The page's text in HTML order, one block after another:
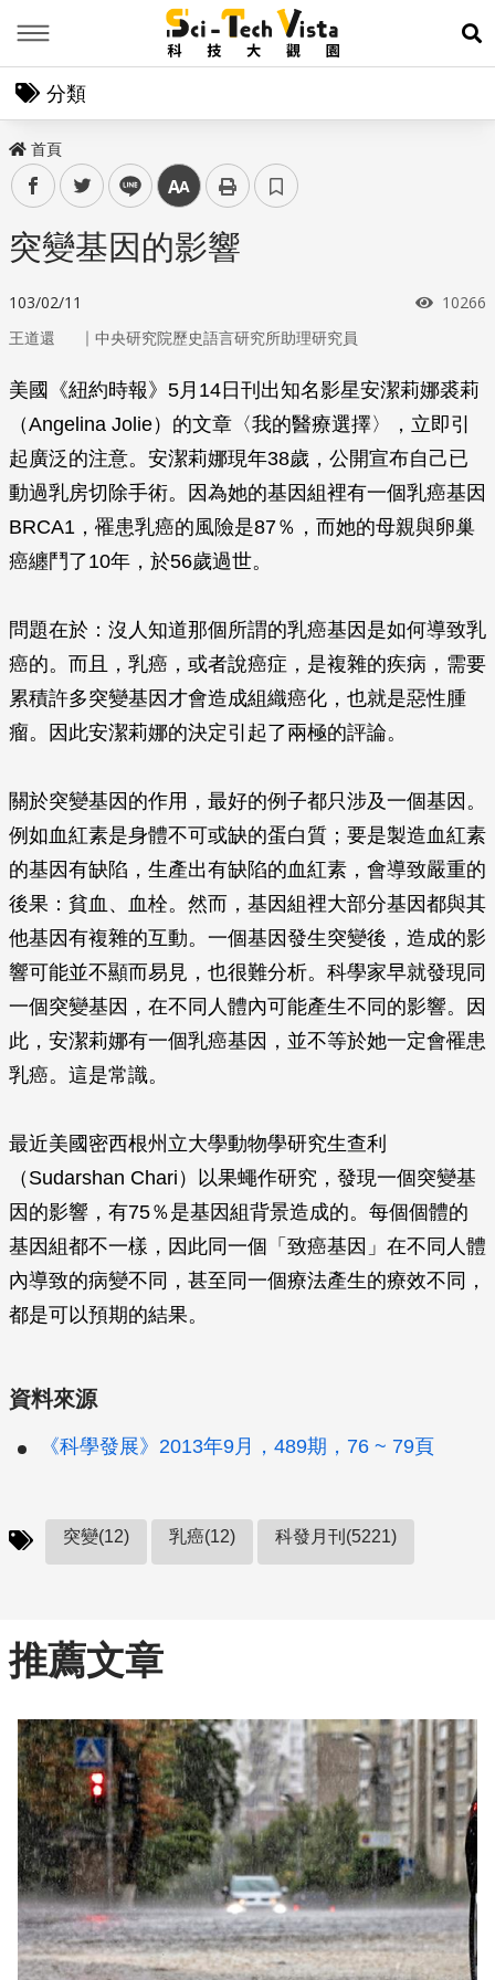
展
分類
首頁
facebooktwitter line 中
突變基因的影響
103/02/11 瀏覽次
10266
王道還 ｜ 中央研究院歷史語言研究所助理研究員
美國《紐約時報》5月14日刊出知名影星安潔莉娜裘莉
（Angelina Jolie）的文章〈我的醫療選擇〉，立即引
起廣泛的注意。安潔莉娜現年38歲，公開宣布自己已
動過乳房切除手術。因為她的基因組裡有一個乳癌基因
BRCA1，罹患乳癌的風險是87％，而她的母親與卵巢
癌纏鬥了10年，於56歲過世。
問題在於：沒人知道那個所謂的乳癌基因是如何導致乳
癌的。而且，乳癌，或者說癌症，是複雜的疾病，需要
累積許多突變基因才會造成組織癌化，也就是惡性腫
瘤。因此安潔莉娜的決定引起了兩極的評論。
關於突變基因的作用，最好的例子都只涉及一個基因。
例如血紅素是身體不可或缺的蛋白質；要是製造血紅素
的基因有缺陷，生產出有缺陷的血紅素，會導致嚴重的
後果：貧血、血栓。然而，基因組裡大部分基因都與其
他基因有複雜的互動。一個基因發生突變後，造成的影
響可能並不顯而易見，也很難分析。科學家早就發現同
一個突變基因，在不同人體內可能產生不同的影響。因
此，安潔莉娜有一個乳癌基因，並不等於她一定會罹患
乳癌。這是常識。
最近美國密西根州立大學動物學研究生查利
（Sudarshan Chari）以果蠅作研究，發現一個突變基
因的影響，有75％是基因組背景造成的。每個個體的
基因組都不一樣，因此同一個「致癌基因」在不同人體
內導致的病變不同，甚至同一個療法產生的療效不同，
都是可以預期的結果。
資料來源
《科學發展》2013年9月，489期，76 ~ 79頁
突變(12) 乳癌(12) 科發月刊(5221)
推薦文章